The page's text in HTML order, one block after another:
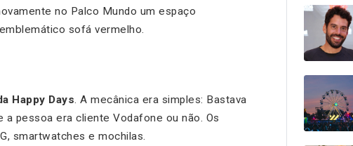
no Palco Mundo um espaço
sofá vermelho.
Happy Days. A mecânica era simples: Bastava
a pessoa era cliente Vodafone ou não. Os
smartwatches e mochilas.